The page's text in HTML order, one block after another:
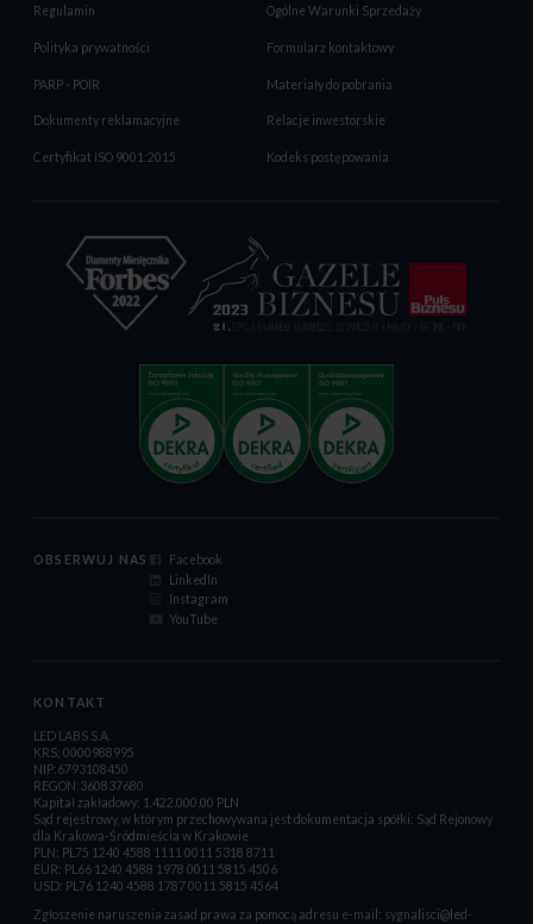
Regulamin Ogólne Warunki Sprzedaży
Polityka prywatności Formularz kontaktowy
PARP - POIR Materiały do pobrania
Dokumenty reklamacyjne Relacje inwestorskie
Certyfikat ISO 9001:2015 Kodeks postępowania
OBSERWUJ NAS
Facebook
LinkedIn
Instagram
YouTube
KONTAKT
LED LABS S.A.
KRS: 0000988995
NIP:6793108450
REGON:360837680
Kapitał zakładowy: 1.422.000,00 PLN
Sąd rejestrowy, w którym przechowywana jest dokumentacja spółki: Sąd Rejonowy
dla Krakowa-Śródmieścia w Krakowie
PLN: PL75 1240 4588 1111 0011 5318 8711
EUR: PL66 1240 4588 1978 0011 5815 4506
USD: PL76 1240 4588 1787 0011 5815 4564
Zgłoszenie naruszenia zasad prawa za pomocą adresu e-mail: sygnalisci@led-